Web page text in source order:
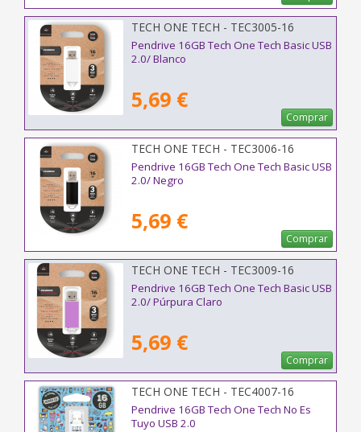
TECH ONE TECH - TEC3005-16
Pendrive 16GB Tech One Tech Basic USB
2.0/ Blanco
5,69 €
Comprar
TECH ONE TECH - TEC3006-16
Pendrive 16GB Tech One Tech Basic USB
2.0/ Negro
5,69 €
Comprar
TECH ONE TECH - TEC3009-16
Pendrive 16GB Tech One Tech Basic USB
2.0/ Púrpura Claro
5,69 €
Comprar
TECH ONE TECH - TEC4007-16
Pendrive 16GB Tech One Tech No Es
Tuyo USB 2.0